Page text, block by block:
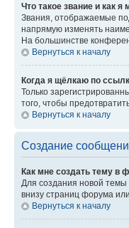
Что такое звание и как я
Звания, отображаемые
напрямую изменять
На большинстве
Вернуться к началу
Когда я щёлкаю по
Только
того, чтобы
Вернуться к началу
Создание
Как мне создать тему в
Для создания новой
внизу страниц форума
Вернуться к началу